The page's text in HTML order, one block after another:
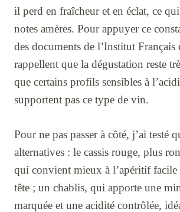
il perd en fraîcheur et en éclat, ce
notes amères. Pour appuyer ce
des documents de l’Institut
rappellent que la dégustation reste
que certains profils sensibles à
supportent pas ce type de vin.
Pour ne pas passer à côté, j’ai testé
alternatives : le cassis rouge, plus
qui convient mieux à l’apéritif facile
tête ; un chablis, qui apporte une
marquée et une acidité contrôlée,